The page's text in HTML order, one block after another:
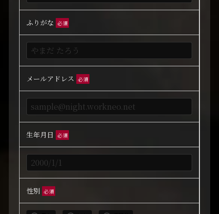
ふりがな 必須
メールアドレス 必須
生年月日 必須
性別 必須